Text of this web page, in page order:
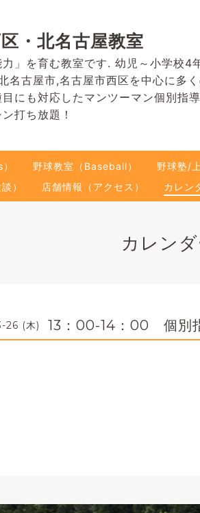
・北名古屋教室
」を育む教室です. 幼児～小学校4
名古屋市,名古屋市西区を中心に多
にも対応したマンツーマン個別指
打ち放題！
野球教室（Baseball） 野球塾/
）
店舗情報（アクセス） カレン
カレン
26 (木) 13：00-14：00 個別